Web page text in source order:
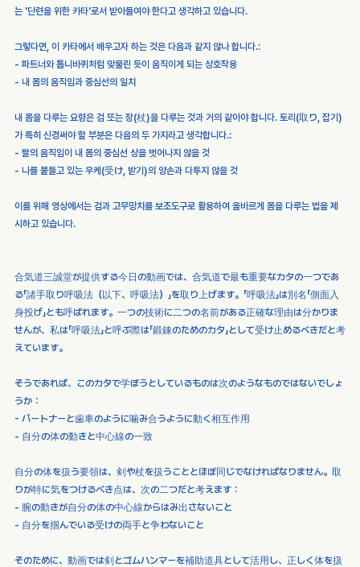
는 '단련을 위한 카타'로서 받아들여야 한다고 생각하고 있습니다.
그렇다면, 이 카타에서 배우고자 하는 것은 다음과 같지 않나 합니다.:
- 파트너와 톱니바퀴처럼 맞물린 듯이 움직이게 되는 상호작용
- 내 몸의 움직임과 중심선의 일치
내 몸을 다루는 요령은 검 또는 장(杖)을 다루는 것과 거의 같아야 합니다. 토리(取り, 잡기)
가 특히 신경써야 할 부분은 다음의 두 가지라고 생각합니다.:
- 팔의 움직임이 내 몸의 중심선 상을 벗어나지 않을 것
- 나를 붙들고 있는 우케(受け, 받기)의 양손과 다투지 않을 것
이를 위해 영상에서는 검과 고무망치를 보조도구로 활용하여 올바르게 몸을 다루는 법을 제
시하고 있습니다.
合気道三誠堂が提供する今日の動画では、合気道で最も重要なカタの一つであ
る「諸手取り呼吸法（以下、呼吸法）」を取り上げます。「呼吸法」は別名「側面入
身投げ」とも呼ばれます。一つの技術に二つの名前がある正確な理由は分かりま
せんが、私は「呼吸法」と呼ぶ際は「鍛錬のためのカタ」として受け止めるべきだと考
えています。
そうであれば、このカタで学ぼうとしているものは次のようなものではないでしょ
うか：
- パートナーと歯車のように噛み合うように動く相互作用
- 自分の体の動きと中心線の一致
自分の体を扱う要領は、剣や杖を扱うこととほぼ同じでなければなりません。取
りが特に気をつけるべき点は、次の二つだと考えます：
- 腕の動きが自分の体の中心線からはみ出さないこと
- 自分を掴んでいる受けの両手と争わないこと
そのために、動画では剣とゴムハンマーを補助道具として活用し、正しく体を扱